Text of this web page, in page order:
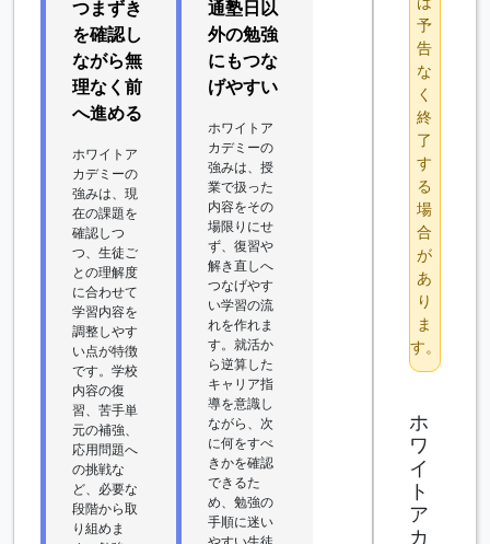
つまずき
を確認し
ながら無
理なく前
へ進める
ホワイトア
カデミーの
強みは、現
在の課題を
確認しつ
つ、生徒ご
との理解度
に合わせて
学習内容を
調整しやす
い点が特徴
です。学校
内容の復
習、苦手単
元の補強、
応用問題へ
の挑戦な
ど、必要な
段階から取
り組めま
通塾日以
外の勉強
にもつな
げやすい
ホワイトア
カデミーの
強みは、授
業で扱った
内容をその
場限りにせ
ず、復習や
解き直しへ
つなげやす
い学習の流
れを作れま
す。就活か
ら逆算した
キャリア指
導を意識し
ながら、次
に何をすべ
きかを確認
できるた
め、勉強の
手順に迷い
予
告
な
く
終
了
す
る
場
合
が
あ
り
ま
す。
ホ
ワ
イ
ト
ア
カ